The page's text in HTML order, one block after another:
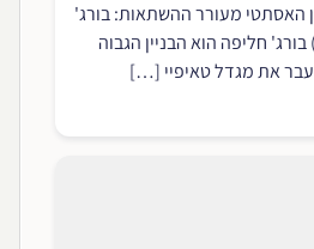
האסתטי מעורר ההשתאות: בורג'
חליפה (Burj Khalifa) בורג' חליפה הוא הבניין הגבוה